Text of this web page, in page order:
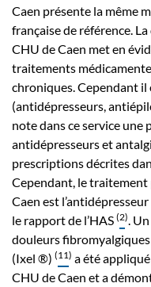
Caen présente la même
française de référence.
CHU de Caen met en
traitements
chroniques. Cependant il
(antidépresseurs,
note dans ce service
antidépresseurs et
prescriptions décrites
Cependant, le
Caen est l’antidépresseur
le rapport de l’HAS (2) .
douleurs
(Ixel ®) (11) a été
CHU de Caen et a